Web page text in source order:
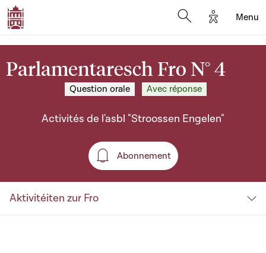
Options
Menu
Parlamentaresch Fro N° 4
Question orale Avec réponse
Activités de l'asbl "Stroossen Engelen"
Abonnement
Abonnement
Aktivitéiten zur Fro